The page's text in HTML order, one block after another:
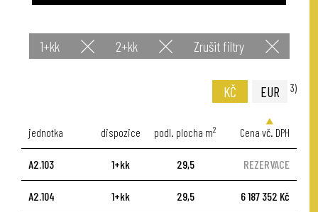
1+kk 2+kk Zrušit filtry
KČ EUR 3)
jednotka dispozice podl. plocha m2 Cena vč. DPH
A2.103 1+kk 29,5 REZERVACE
A2.104 1+kk 29,5 6 187 352 Kč